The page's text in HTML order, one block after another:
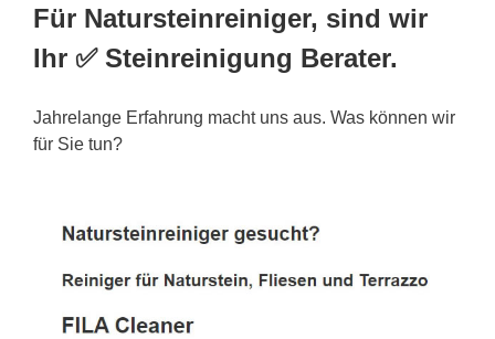
Für Natursteinreiniger, sind wir
Ihr ✅ Steinreinigung Berater.
Jahrelange Erfahrung macht uns aus. Was können wir
für Sie tun?